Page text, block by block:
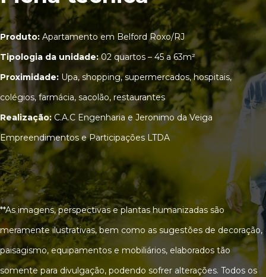
Produto: Apartamento em Belford Roxo/RJ
Tipologia da unidade:02 quartos – 45 a 63m²
Proximidade: Upa, shopping, supermercados, hospitais,
colégios, farmácia, sacolão, restaurantes
Realização: C.A.C Engenharia e Jeronimo da Veiga
Empreendimentos e Participações LTDA
**As imagens, perspectivas e plantas humanizadas são
meramente ilustrativas, bem como as sugestões de decoração,
paisagismo, equipamentos e mobiliários, elaborados tão
somente para divulgação, podendo sofrer alterações. Todos os